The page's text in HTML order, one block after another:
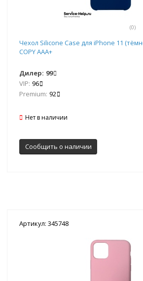
(0)
Чехол Silicone Case для iPhone 11
COPY AAA+
Дилер: 99
VIP: 96
Premium: 92
Нет в наличии
Сообщить о наличии
Артикул: 345748